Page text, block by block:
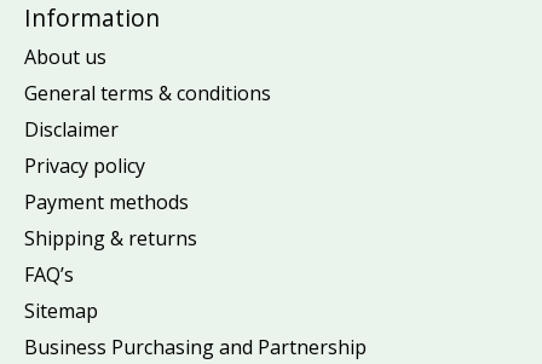
Information
About us
General terms & conditions
Disclaimer
Privacy policy
Payment methods
Shipping & returns
FAQ’s
Sitemap
Business Purchasing and Partnership